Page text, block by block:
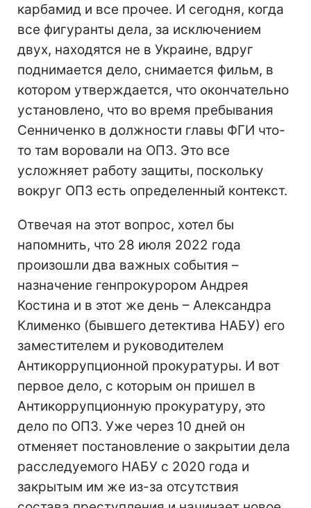
карбамид и все прочее. И сегодня, когда
все фигуранты дела, за исключением
двух, находятся не в Украине, вдруг
поднимается дело, снимается фильм, в
котором утверждается, что окончательно
установлено, что во время пребывания
Сенниченко в должности главы ФГИ что-
то там воровали на ОПЗ. Это все
усложняет работу защиты, поскольку
вокруг ОПЗ есть определенный контекст.
Отвечая на этот вопрос, хотел бы
напомнить, что 28 июля 2022 года
произошли два важных события –
назначение генпрокурором Андрея
Костина и в этот же день – Александра
Клименко (бывшего детектива НАБУ) его
заместителем и руководителем
Антикоррупционной прокуратуры. И вот
первое дело, с которым он пришел в
Антикоррупционную прокуратуру, это
дело по ОПЗ. Уже через 10 дней он
отменяет постановление о закрытии дела
расследуемого НАБУ с 2020 года и
закрытым им же из-за отсутствия